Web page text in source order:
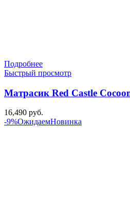
Подробнее
Быстрый просмотр
Матрасик Red Castle
16,490 руб.
-9%ОжидаемНовинка